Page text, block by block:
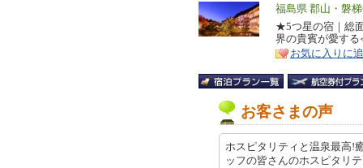
エ
リ
ア
福島県 郡山・磐
特
徴
★5つ星の宿｜総
界の貴賓が愛す
お気に入りに
お客さまの声
ホスピタリティと温泉最高!
ッフの皆さんのホスピタリ